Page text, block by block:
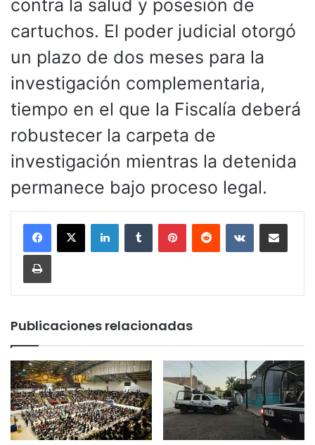
contra la salud y posesión de
cartuchos. ​El poder judicial otorgó
un plazo de dos meses para la
investigación complementaria,
tiempo en el que la Fiscalía deberá
robustecer la carpeta de
investigación mientras la detenida
permanece bajo proceso legal.
LinkedInTumblr PinterestReddit VKontakteCompartir por
Imprimir
Publicaciones relacionadas